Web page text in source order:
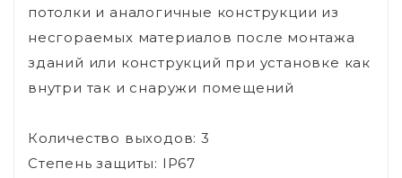
потолки и аналогичные конструкции из
несгораемых материалов после монтажа
зданий или конструкций при установке как
внутри так и снаружи помещений
Количество выходов: 3
Степень защиты: IP67